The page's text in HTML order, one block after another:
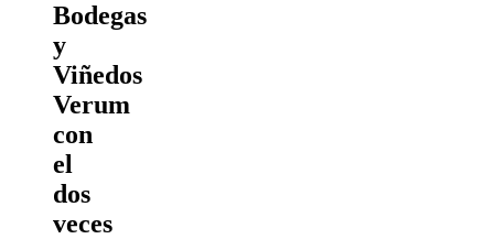
Bodegas
y
Viñedos
Verum
con
el
dos
veces